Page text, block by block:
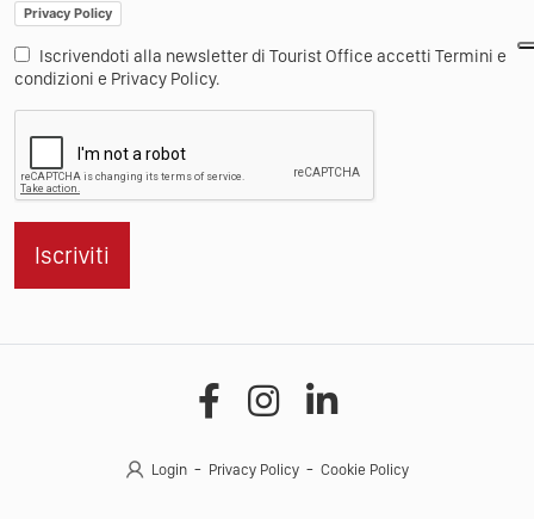
Privacy Policy
Iscrivendoti alla newsletter di Tourist Office accetti Termini e
condizioni e Privacy Policy.
Iscriviti
Login Privacy Policy Cookie Policy